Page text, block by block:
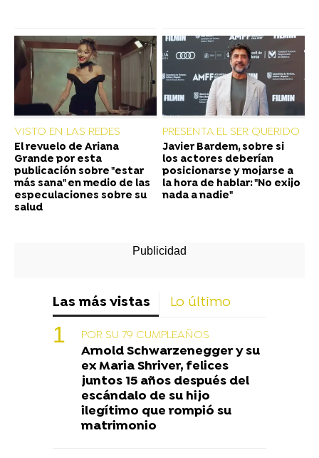
VISTO EN LAS REDES
El revuelo de Ariana
Grande por esta
publicación sobre "estar
más sana" en medio de las
especulaciones sobre su
salud
PRESENTA EL SER QUERIDO
Javier Bardem, sobre si
los actores deberían
posicionarse y mojarse a
la hora de hablar: "No exijo
nada a nadie"
Las más vistas Lo último
POR SU 79 CUMPLEAÑOS
Arnold Schwarzenegger y su
ex Maria Shriver, felices
juntos 15 años después del
escándalo de su hijo
ilegítimo que rompió su
matrimonio